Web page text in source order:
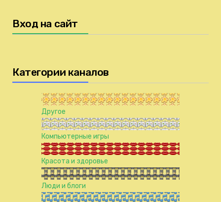
Вход на сайт
Категории каналов
Другое
Компьютерные игры
Красота и здоровье
Люди и блоги